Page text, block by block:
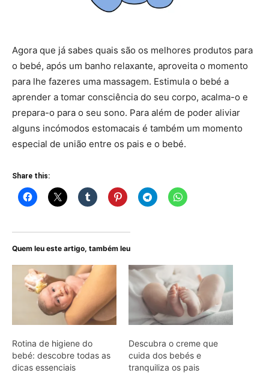
Agora que já sabes quais são os melhores produtos para
o bebé, após um banho relaxante, aproveita o momento
para lhe fazeres uma massagem. Estimula o bebé a
aprender a tomar consciência do seu corpo, acalma-o e
prepara-o para o seu sono. Para além de poder aliviar
alguns incómodos estomacais é também um momento
especial de união entre os pais e o bebé.
Share this:
Quem leu este artigo, também leu
Rotina de higiene do
bebé: descobre todas as
dicas essenciais
Descubra o creme que
cuida dos bebés e
tranquiliza os pais